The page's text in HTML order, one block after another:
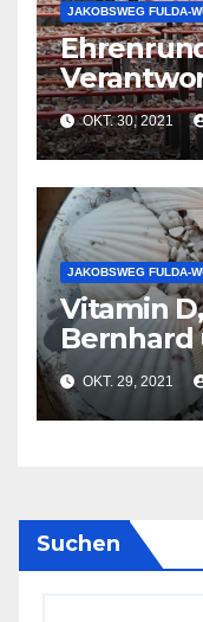
JAKOBSWEG FULDA-
OKT. 30, 2021
JAKOBSWEG FULDA-
Vitamin
Bernhard
OKT. 29, 2021
Suchen